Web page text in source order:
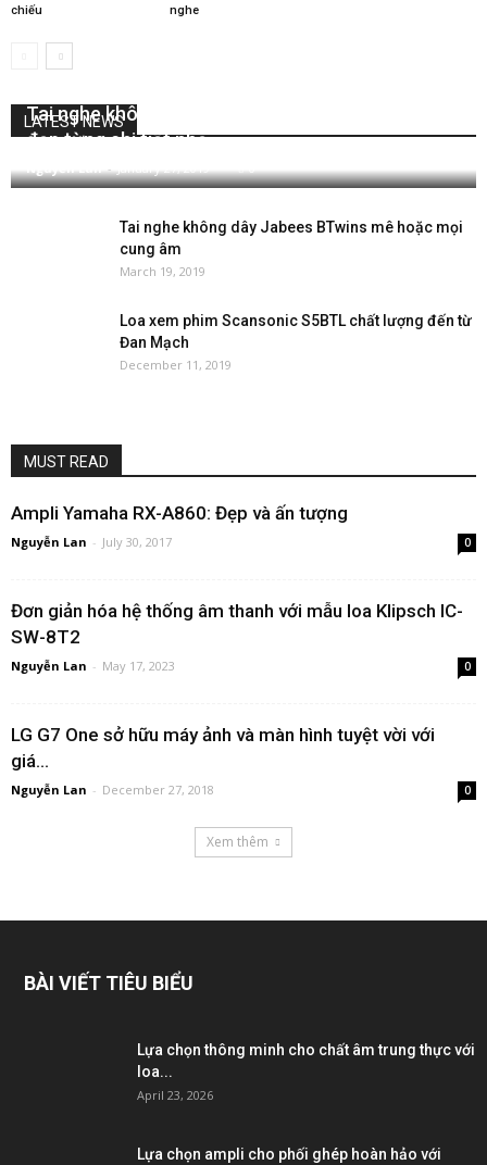
chiếu
nghe
LATEST NEWS
Tai nghe không dây Bang & Olufsen Beoplay E8:
đẹp từng chi tiết nhỏ
Nguyễn Lan - January 27, 2019 0
Tai nghe không dây Jabees BTwins mê hoặc mọi
cung âm
March 19, 2019
Loa xem phim Scansonic S5BTL chất lượng đến từ
Đan Mạch
December 11, 2019
MUST READ
Ampli Yamaha RX-A860: Đẹp và ấn tượng
Nguyễn Lan - July 30, 2017 0
Đơn giản hóa hệ thống âm thanh với mẫu loa Klipsch IC-
SW-8T2
Nguyễn Lan - May 17, 2023 0
LG G7 One sở hữu máy ảnh và màn hình tuyệt vời với
giá...
Nguyễn Lan - December 27, 2018 0
Xem thêm
BÀI VIẾT TIÊU BIỂU
Lựa chọn thông minh cho chất âm trung thực với
loa...
April 23, 2026
Lựa chọn ampli cho phối ghép hoàn hảo với